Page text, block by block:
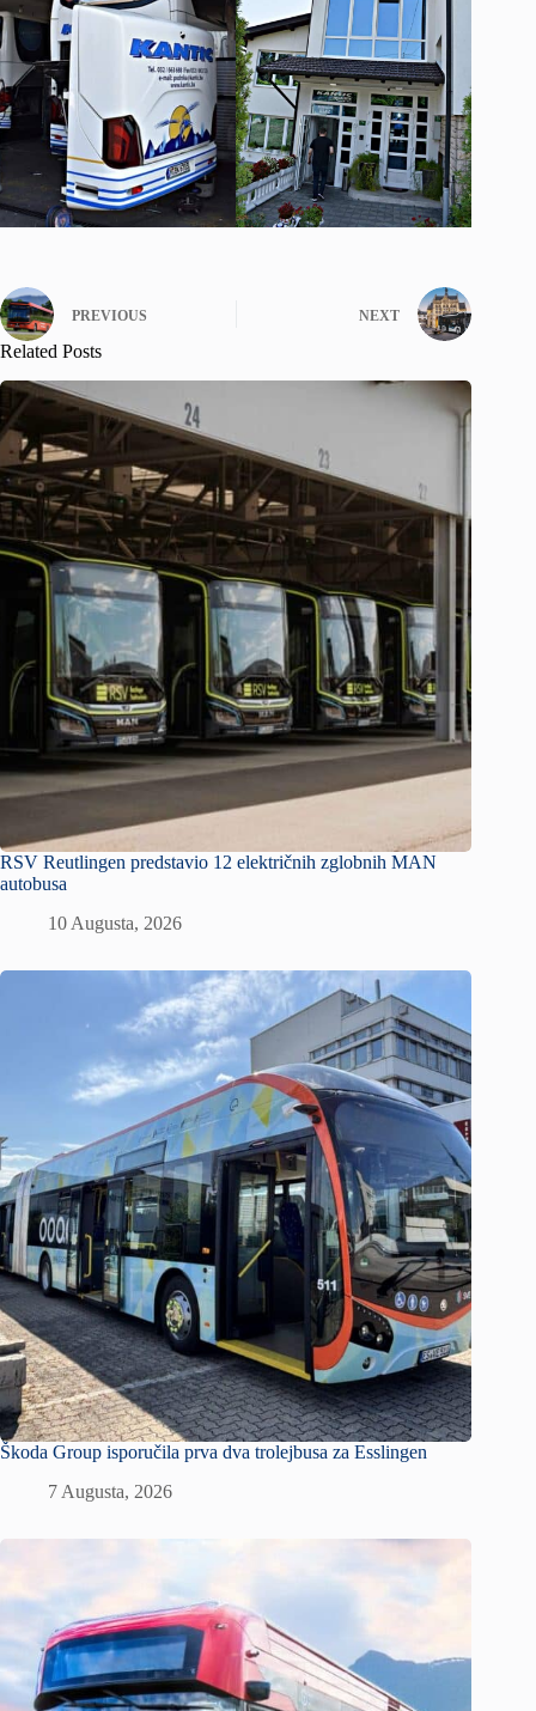
PREVIOUS NEXT
Related Posts
RSV Reutlingen predstavio 12 električnih zglobnih MAN
autobusa
10 Augusta, 2026
Škoda Group isporučila prva dva trolejbusa za Esslingen
7 Augusta, 2026